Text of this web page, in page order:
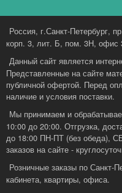
Россия, г.Санкт-Петербург,
корп. 3, лит. Б, пом. 3Н, офис
Данный сайт является
Представленные на сайте
публичной офертой. Перед
наличие и условия поставки.
Мы принимаем и
10:00 до 20:00. Отгрузка,
до 18:00 ПН-ПТ (без обеда),
заказов на сайте -
Розничные заказы по Санкт-
кабинета, квартиры, офиса.